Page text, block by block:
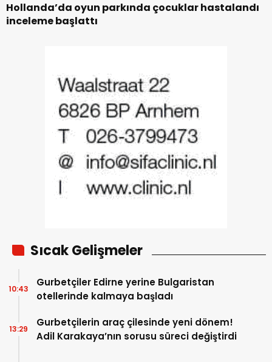
Hollanda’da oyun parkında çocuklar hastalandı
inceleme başlattı
Sıcak Gelişmeler
Gurbetçiler Edirne yerine Bulgaristan
otellerinde kalmaya başladı
10:43
Gurbetçilerin araç çilesinde yeni dönem!
Adil Karakaya’nın sorusu süreci değiştirdi
13:29